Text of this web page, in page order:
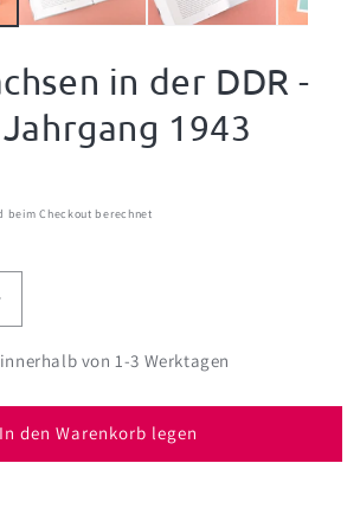
in der DDR -
1943
beim Checkout berechnet
in
von 1-3 Werktagen
In den Warenkorb legen